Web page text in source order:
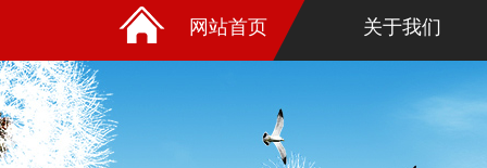
网站首页 关于我们